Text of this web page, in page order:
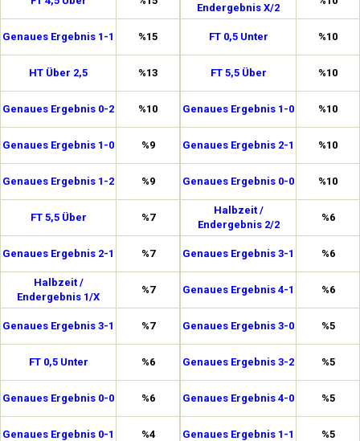
Genaues Ergebnis 1-1 %15
HT Über 2,5 %13
Genaues Ergebnis 0-2 %10
Genaues Ergebnis 1-0 %9
Genaues Ergebnis 1-2 %9
FT 5,5 Über %7
Genaues Ergebnis 2-1 %7
Halbzeit /
Endergebnis 1/X
%7
Genaues Ergebnis 3-1 %7
FT 0,5 Unter %6
Genaues Ergebnis 0-0 %6
Genaues Ergebnis 0-1 %4
Endergebnis X/2
FT 0,5 Unter %10
FT 5,5 Über %10
Genaues Ergebnis 1-0 %10
Genaues Ergebnis 2-1 %10
Genaues Ergebnis 0-0 %10
Halbzeit /
Endergebnis 2/2
%6
Genaues Ergebnis 3-1 %6
Genaues Ergebnis 4-1 %6
Genaues Ergebnis 3-0 %5
Genaues Ergebnis 3-2 %5
Genaues Ergebnis 4-0 %5
Genaues Ergebnis 1-1 %5